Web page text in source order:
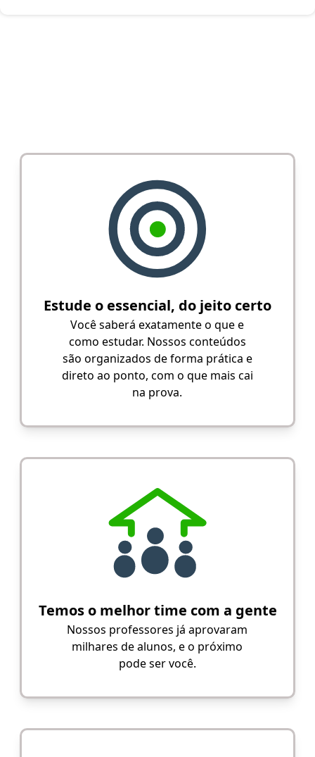
Estude o essencial, do jeito certo
Você saberá exatamente o que e
como estudar. Nossos conteúdos
são organizados de forma prática e
direto ao ponto, com o que mais cai
na prova.
Temos o melhor time com a gente
Nossos professores já aprovaram
milhares de alunos, e o próximo
pode ser você.